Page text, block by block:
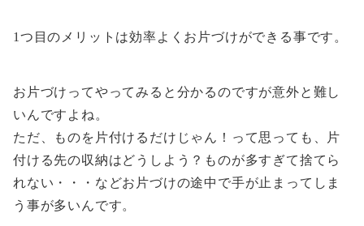
1つ目のメリットは効率よくお片づけができる事です。
お片づけってやってみると分かるのですが意外と難し
いんですよね。
ただ、ものを片付けるだけじゃん！って思っても、片
付ける先の収納はどうしよう？ものが多すぎて捨てら
れない・・・などお片づけの途中で手が止まってしま
う事が多いんです。